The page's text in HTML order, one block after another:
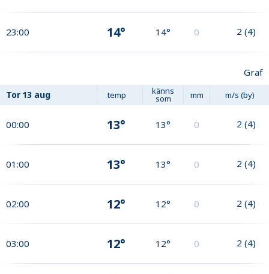
23:00 14° 14° 0 2 (4)
Graf
Tor 13 aug temp känns
som mm m/s (by)
00:00 13° 13° 0 2 (4)
01:00 13° 13° 0 2 (4)
02:00 12° 12° 0 2 (4)
03:00 12° 12° 0 2 (4)